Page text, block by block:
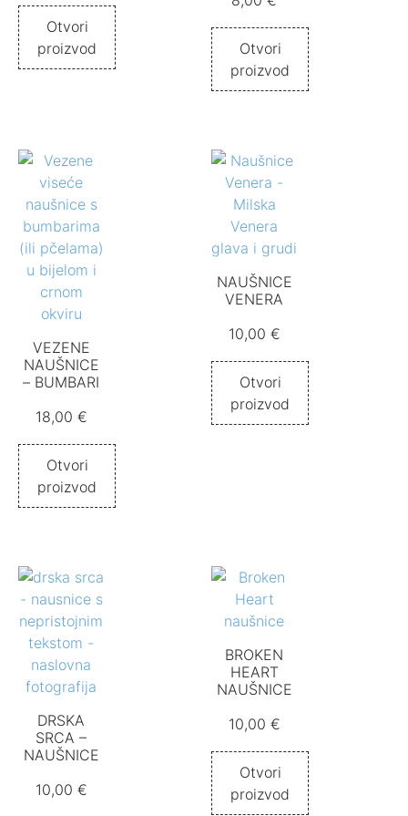
Otvori
proizvod
Otvori
proizvod
VEZENE
NAUŠNICE
– BUMBARI
18,00 €
Otvori
proizvod
NAUŠNICE
VENERA
10,00 €
Otvori
proizvod
DRSKA
SRCA –
NAUŠNICE
10,00 €
BROKEN
HEART
NAUŠNICE
10,00 €
Otvori
proizvod